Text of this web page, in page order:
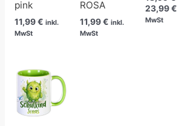
pink
11,99€ inkl.
MwSt
ROSA
11,99€ inkl.
MwSt
23,99€
MwSt